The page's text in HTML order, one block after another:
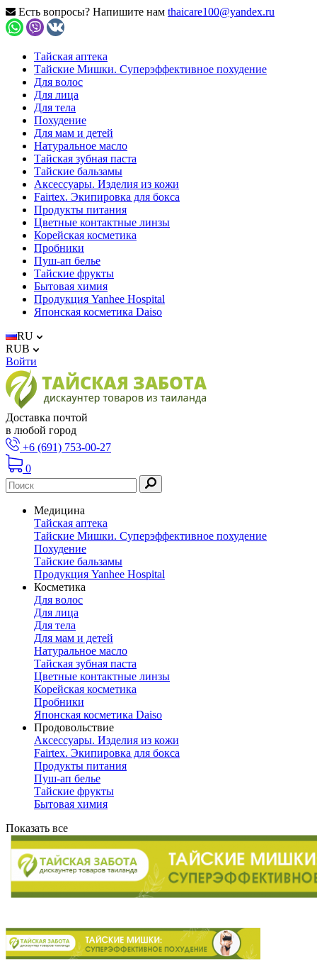
Есть вопросы? Напишите нам thaicare100@yandex.ru
Тайская аптека
Тайские Мишки. Суперэффективное похудение
Для волос
Для лица
Для тела
Похудение
Для мам и детей
Натуральное масло
Тайская зубная паста
Тайские бальзамы
Аксессуары. Изделия из кожи
Fairtex. Экипировка для бокса
Продукты питания
Цветные контактные линзы
Корейская косметика
Пробники
Пуш-ап белье
Тайские фрукты
Бытовая химия
Продукция Yanhee Hospital
Японская косметика Daiso
RU
RUB
Войти
Доставка почтой
в любой город
+6 (691) 753-00-27
0
Медицина
Тайская аптека
Тайские Мишки. Суперэффективное похудение
Похудение
Тайские бальзамы
Продукция Yanhee Hospital
Косметика
Для волос
Для лица
Для тела
Для мам и детей
Натуральное масло
Тайская зубная паста
Цветные контактные линзы
Корейская косметика
Пробники
Японская косметика Daiso
Продовольствие
Аксессуары. Изделия из кожи
Fairtex. Экипировка для бокса
Продукты питания
Пуш-ап белье
Тайские фрукты
Бытовая химия
Показать все